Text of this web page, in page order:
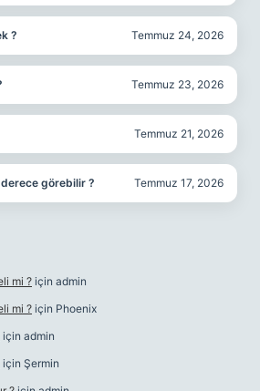
? Temmuz 24, 2026
Temmuz 23, 2026
Temmuz 21, 2026
görebilir ? Temmuz 17, 2026
mi ? için admin
mi ? için Phoenix
için admin
için Şermin